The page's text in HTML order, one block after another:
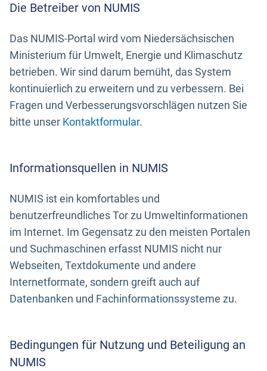
Die Betreiber von NUMIS
Das NUMIS-Portal wird vom Niedersächsischen
Ministerium für Umwelt, Energie und Klimaschutz
betrieben. Wir sind darum bemüht, das System
kontinuierlich zu erweitern und zu verbessern. Bei
Fragen und Verbesserungsvorschlägen nutzen Sie
bitte unser Kontaktformular.
Informationsquellen in NUMIS
NUMIS ist ein komfortables und
benutzerfreundliches Tor zu Umweltinformationen
im Internet. Im Gegensatz zu den meisten Portalen
und Suchmaschinen erfasst NUMIS nicht nur
Webseiten, Textdokumente und andere
Internetformate, sondern greift auch auf
Datenbanken und Fachinformationssysteme zu.
Bedingungen für Nutzung und Beteiligung an
NUMIS